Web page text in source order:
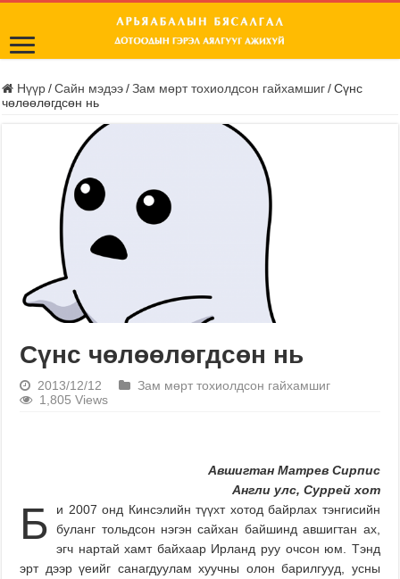
Нүүр / Сайн мэдээ / Зам мөрт тохиолдсон гайхамшиг / Сүнс
чөлөөлөгдсөн нь
Сүнс чөлөөлөгдсөн нь
2013/12/12
Зам мөрт тохиолдсон гайхамшиг
1,805 Views
Авшигтан Матрев Сирпис
Англи улс, Суррей хот
Б
и 2007 онд Кинсэлийн түүхт хотод байрлах тэнгисийн
буланг тольдсон нэгэн сайхан байшинд авшигтан ах,
эгч нартай хамт байхаар Ирланд руу очсон юм. Тэнд
эрт дээр үеийг санагдуулам хуучны олон барилгууд, усны